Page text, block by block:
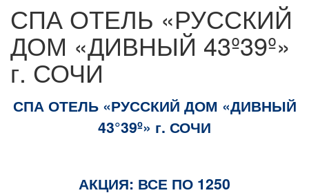
СПА ОТЕЛЬ «РУССКИЙ
ДОМ «ДИВНЫЙ 43º39º»
г. СОЧИ
СПА ОТЕЛЬ «РУССКИЙ ДОМ «ДИВНЫЙ
43°39º» г. СОЧИ
АКЦИЯ: ВСЕ ПО 1250